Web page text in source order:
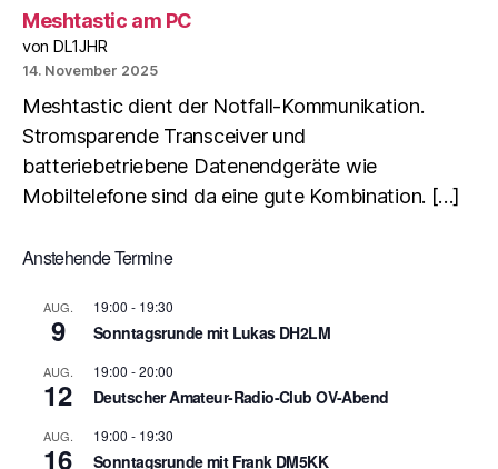
Meshtastic am PC
von DL1JHR
14. November 2025
Meshtastic dient der Notfall-Kommunikation.
Stromsparende Transceiver und
batteriebetriebene Datenendgeräte wie
Mobiltelefone sind da eine gute Kombination. […]
Anstehende Termine
AUG.
9
19:00 - 19:30
Sonntagsrunde mit Lukas DH2LM
AUG.
12
19:00 -20:00
Deutscher Amateur-Radio-Club OV-Abend
AUG.
16
19:00 - 19:30
Sonntagsrunde mit Frank DM5KK